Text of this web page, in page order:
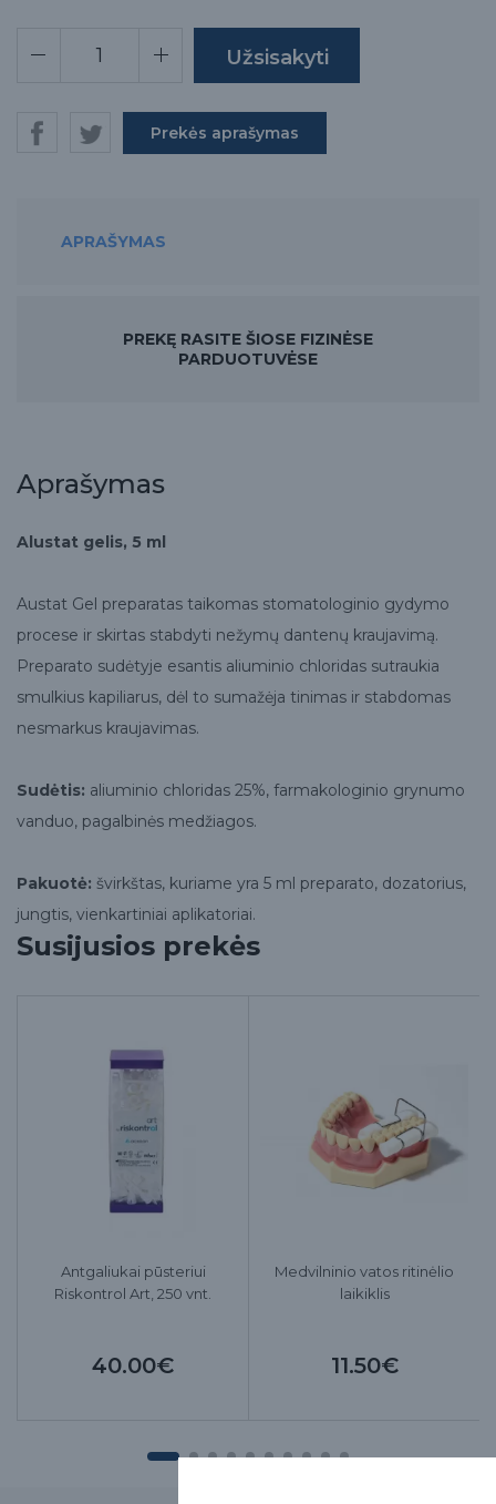
Prekės aprašymas
APRAŠYMAS
PREKĘ RASITE ŠIOSE FIZINĖSE
PARDUOTUVĖSE
Aprašymas
Alustat gelis, 5 ml
Austat Gel preparatas taikomas stomatologinio gydymo
procese ir skirtas stabdyti nežymų dantenų kraujavimą.
Preparato sudėtyje esantis aliuminio chloridas sutraukia
smulkius kapiliarus, dėl to sumažėja tinimas ir stabdomas
nesmarkus kraujavimas.
Sudėtis: aliuminio chloridas 25%, farmakologinio grynumo
vanduo, pagalbinės medžiagos.
Pakuotė: švirkštas, kuriame yra 5 ml preparato, dozatorius,
jungtis, vienkartiniai aplikatoriai.
Susijusios prekės
Antgaliukai pūsteriui
Riskontrol Art, 250 vnt.
40.00€
Medvilninio vatos ritinėlio
laikiklis
11.50€